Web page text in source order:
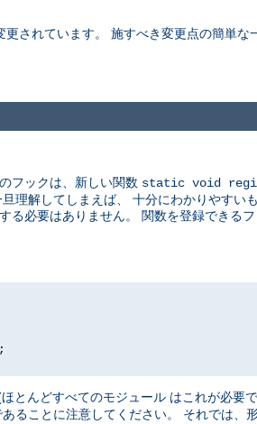
されています。 施すべき変更点の簡単な
フックは、新しい関数 static void
理解してしまえば、 十分にわかりやすい
必要はありません。 関数を登録できる
とんどすべてのモジュール はこれが必要
ることに注意してください。 それでは、